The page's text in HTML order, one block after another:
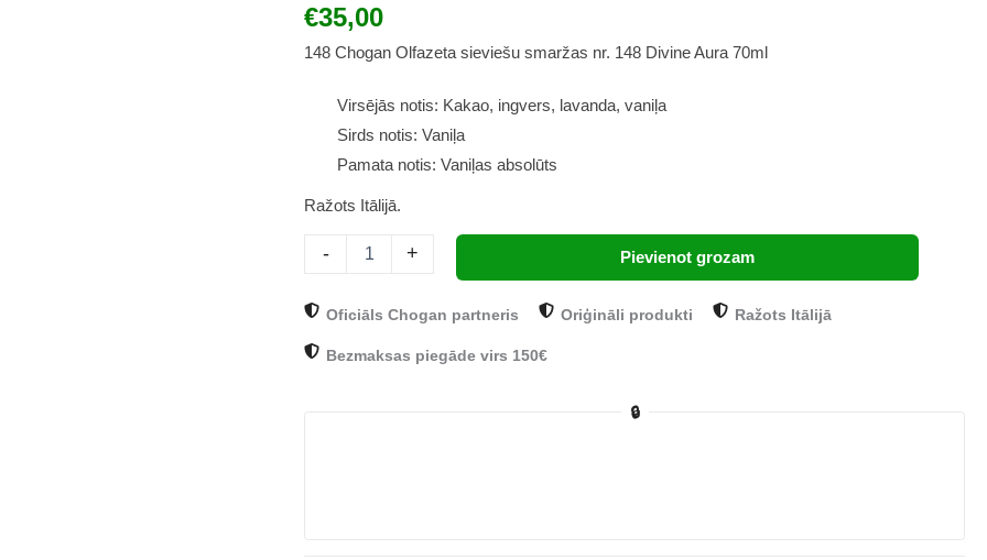
€35,00
148 Chogan Olfazeta sieviešu smaržas nr. 148 Divine Aura 70ml
Virsējās notis: Kakao, ingvers, lavanda, vaniļa
Sirds notis: Vaniļa
Pamata notis: Vaniļas absolūts
Ražots Itālijā.
-
148
Divine
Aura
daudzums
+ Pievienot grozam
Oficiāls Chogan partneris Oriģināli produkti Ražots Itālijā
Bezmaksas piegāde virs 150€
🔒